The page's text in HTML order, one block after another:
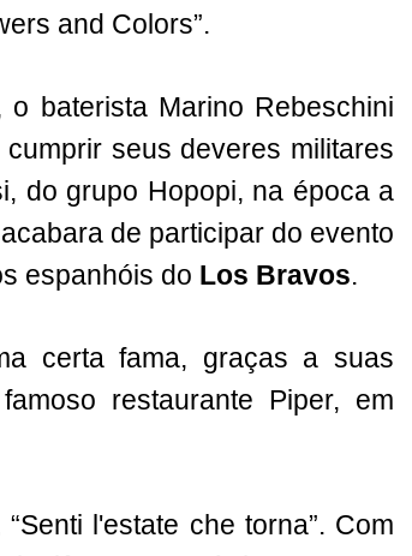
and Colors”.
baterista Marino Rebeschini
seus deveres militares
do grupo Hopopi, na época a
de participar do evento
espanhóis do Los Bravos.
certa fama, graças a suas
restaurante Piper, em
l'estate che torna”. Com